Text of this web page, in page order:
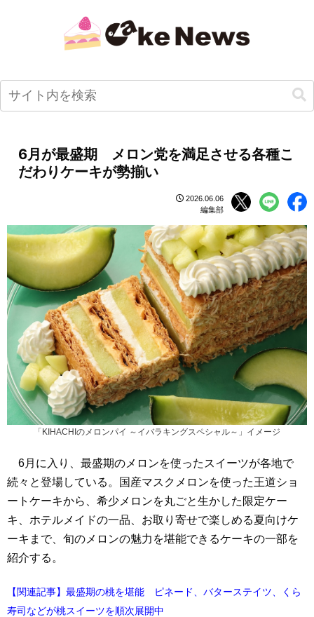
6月が最盛期 メロン党を満足させる各種こ
だわりケーキが勢揃い
2026.06.06
編集部
「KIHACHIのメロンパイ ～イバラキングスペシャル～」イメージ
6月に入り、最盛期のメロンを使ったスイーツが各地で
続々と登場している。国産マスクメロンを使った王道ショ
ートケーキから、希少メロンを丸ごと生かした限定ケー
キ、ホテルメイドの一品、お取り寄せで楽しめる夏向けケ
ーキまで、旬のメロンの魅力を堪能できるケーキの一部を
紹介する。
【関連記事】最盛期の桃を堪能 ピネード、バターステイツ、くら
寿司などが桃スイーツを順次展開中